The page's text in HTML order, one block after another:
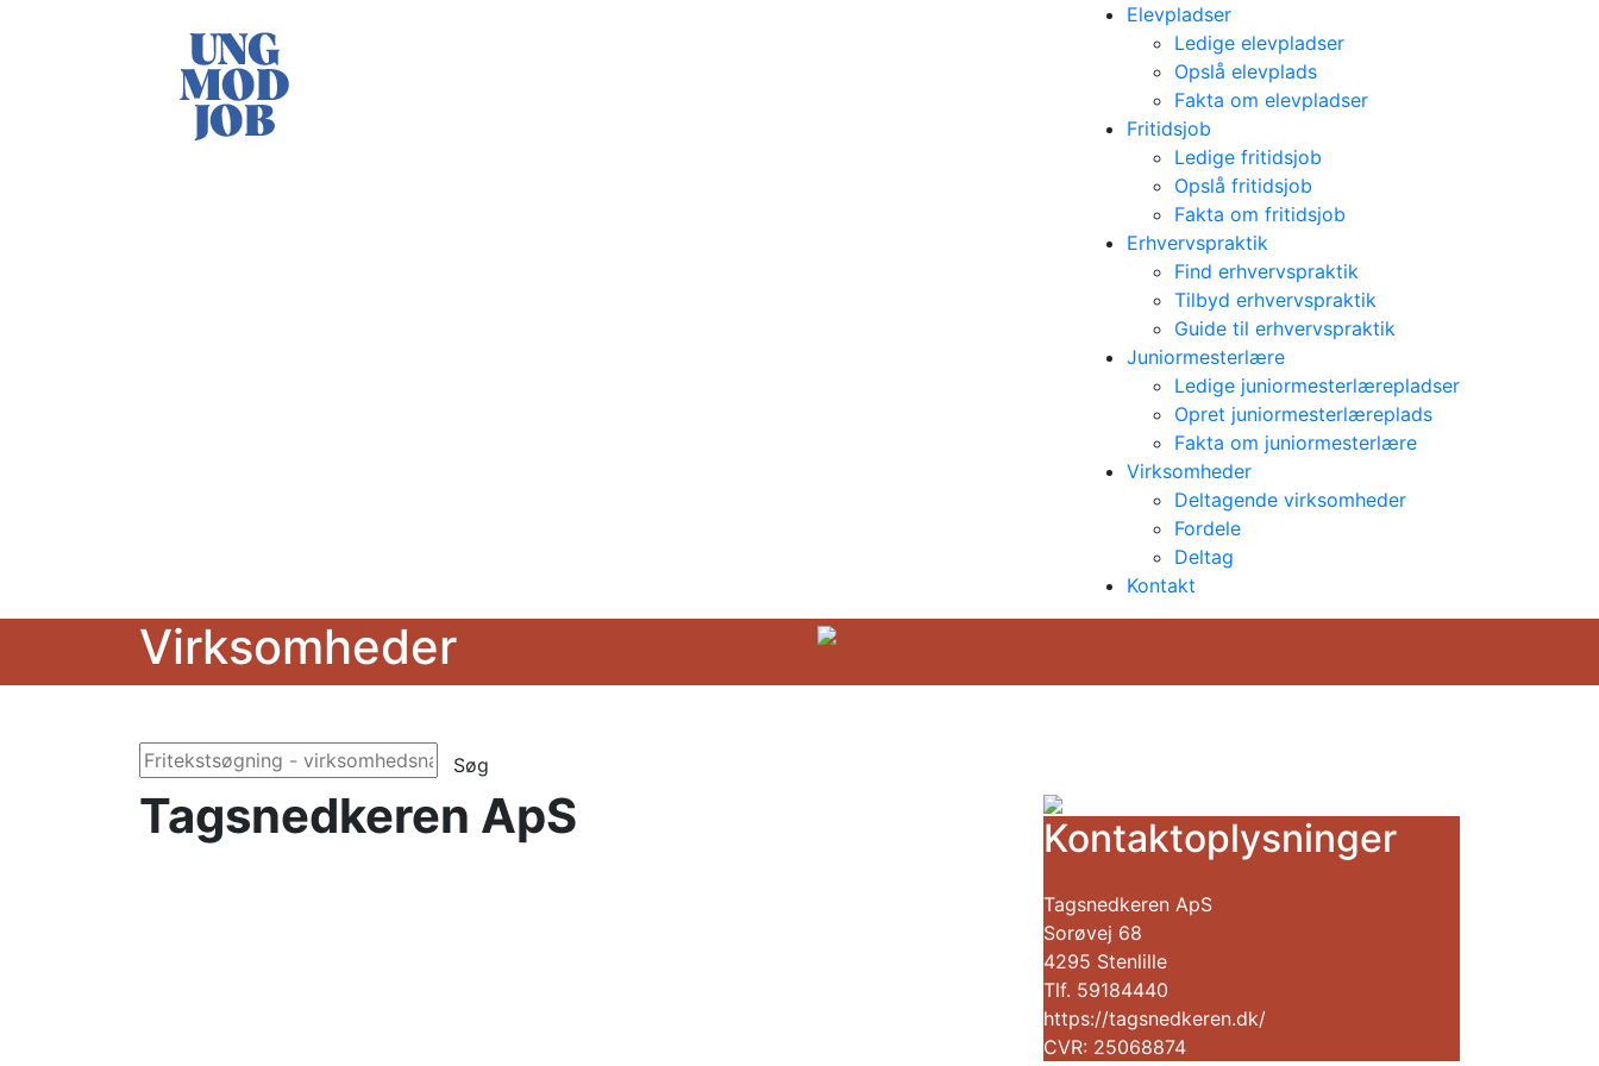
Elevpladser
Ledige elevpladser
Opslå elevplads
Fakta om elevpladser
Fritidsjob
Ledige fritidsjob
Opslå fritidsjob
Fakta om fritidsjob
Erhvervspraktik
Find erhvervspraktik
Tilbyd erhvervspraktik
Guide til erhvervspraktik
Juniormesterlære
Ledige juniormesterlærepladser
Opret juniormesterlæreplads
Fakta om juniormesterlære
Virksomheder
Deltagende virksomheder
Fordele
Deltag
Kontakt
Virksomheder
Søg
Tagsnedkeren ApS Kontaktoplysninger
Tagsnedkeren ApS
Sorøvej 68
4295 Stenlille
Tlf. 59184440
https://tagsnedkeren.dk/
CVR: 25068874